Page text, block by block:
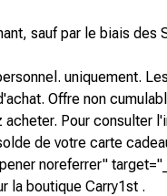
sauf par le biais des
uniquement.
Offre non
Pour consulter
de votre carte
noreferrer"
la boutique Carry1st .